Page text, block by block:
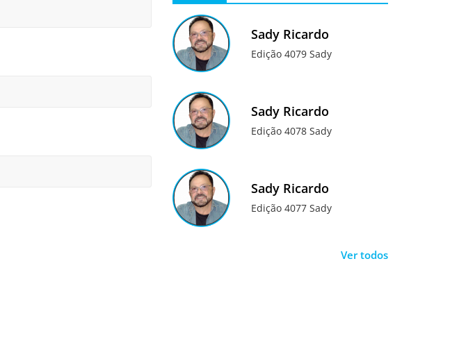
Sady Ricardo
Edição 4079 Sady
Sady Ricardo
Edição 4078 Sady
Sady Ricardo
Edição 4077 Sady
Ver todos